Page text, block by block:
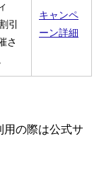
引
さ
キャンペ
ーン詳細
用の際は公式サ